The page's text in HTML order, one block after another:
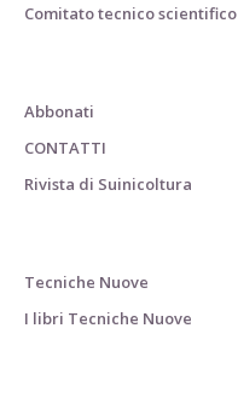
Comitato tecnico scientifico
Abbonati
CONTATTI
Rivista di Suinicoltura
Tecniche Nuove
I libri Tecniche Nuove